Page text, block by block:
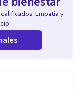
Empatía y